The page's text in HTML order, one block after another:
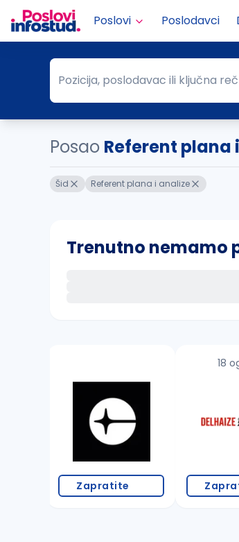
Poslovi Poslodavci
Pozicija, poslodavac ili ključna reč
Pozicija, poslodavac ili ključna reč
Posao Referent plana
Šid Referent plana i analize
Trenutno nemamo
proverite pravopisne
povećajte radijus za
Zapratite
18